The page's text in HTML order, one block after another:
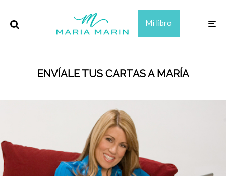
Mi libro
ENVÍALE TUS CARTAS A MARÍA